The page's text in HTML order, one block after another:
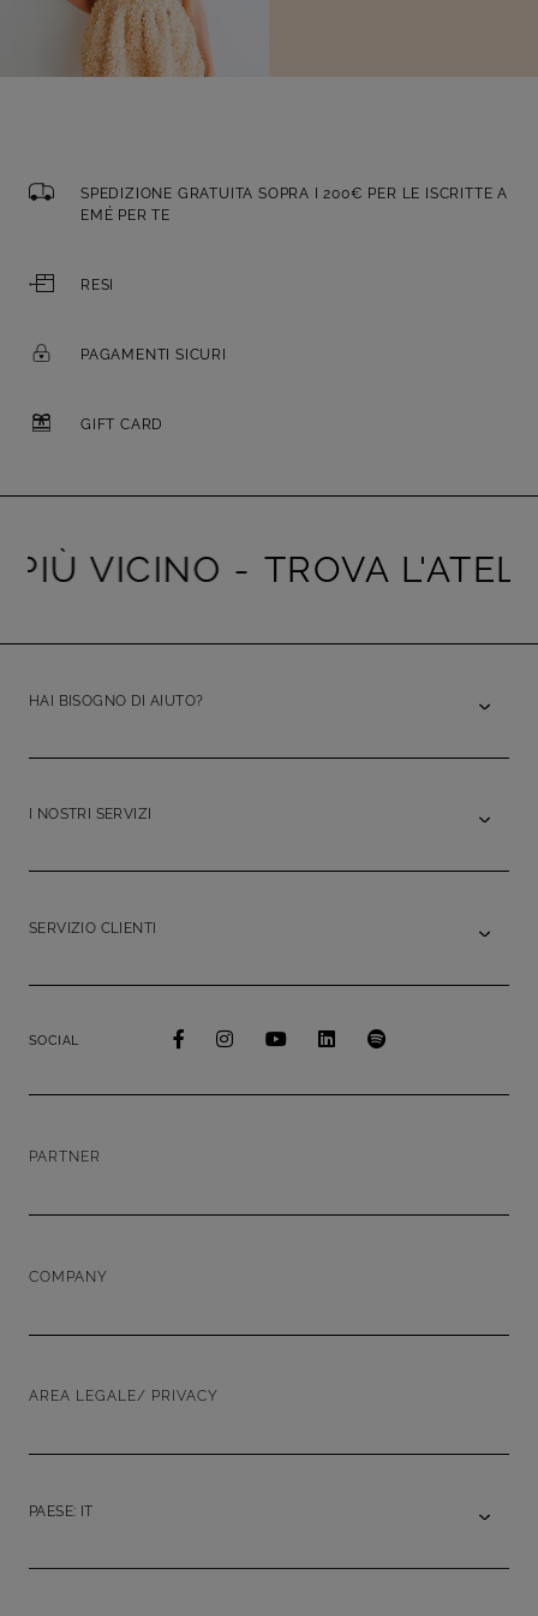
SPEDIZIONE GRATUITA SOPRA I 200€ PER LE ISCRITTE A
EMÉ PER TE
RESI
PAGAMENTI SICURI
GIFT CARD
VICINO - TROVA
HAI BISOGNO DI AIUTO?
I NOSTRI SERVIZI
SERVIZIO CLIENTI
SOCIAL
PARTNER
COMPANY
AREA LEGALE/ PRIVACY
PAESE: IT